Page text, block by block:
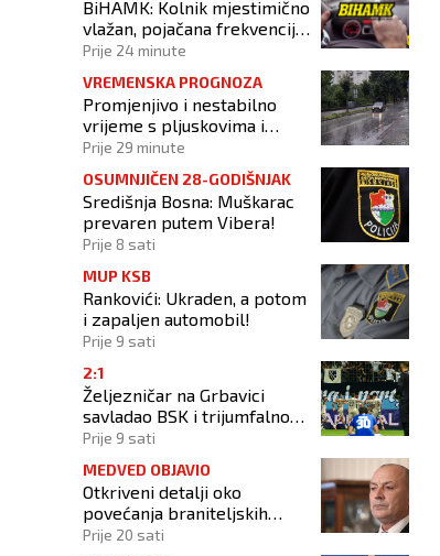
BiHAMK: Kolnik mjestimično
vlažan, pojačana frekvencija
prometa!
Prije 24 minute
VREMENSKA PROGNOZA
Promjenjivo i nestabilno
vrijeme s pljuskovima i
grmljavinom
Prije 29 minute
OSUMNJIČEN 28-GODIŠNJAK
Središnja Bosna: Muškarac
prevaren putem Vibera!
Prije 8 sati
MUP KSB
Rankovići: Ukraden, a potom
i zapaljen automobil!
Prije 9 sati
2:1
Željezničar na Grbavici
savladao BSK i trijumfalno
počeo novu sezonu
Prije 9 sati
MEDVED OBJAVIO
Otkriveni detalji oko
povećanja braniteljskih
mirovina: Tko dobiva, a tko
Prije 20 sati